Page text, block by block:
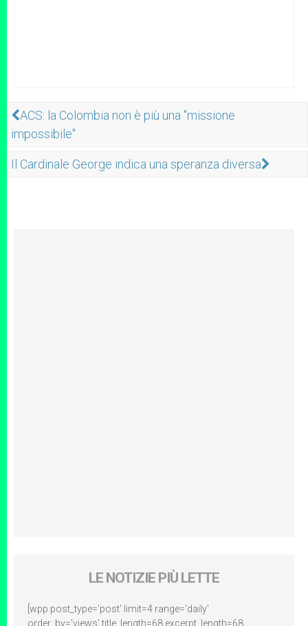
ACS: la Colombia non è più una "missione
impossibile"
Il Cardinale George indica una speranza diversa
LE NOTIZIE PIÙ LETTE
[wpp post_type='post' limit=4 range='daily'
order_by='views' title_length=68 excerpt_length=68